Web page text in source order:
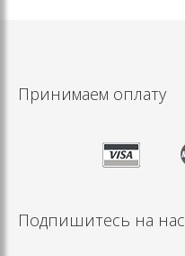
Принимаем оплату
Подпишитесь на нас